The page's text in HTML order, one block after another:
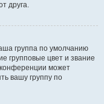
друга.
группа по умолчанию
групповые цвет и звание
может
вашу группу по